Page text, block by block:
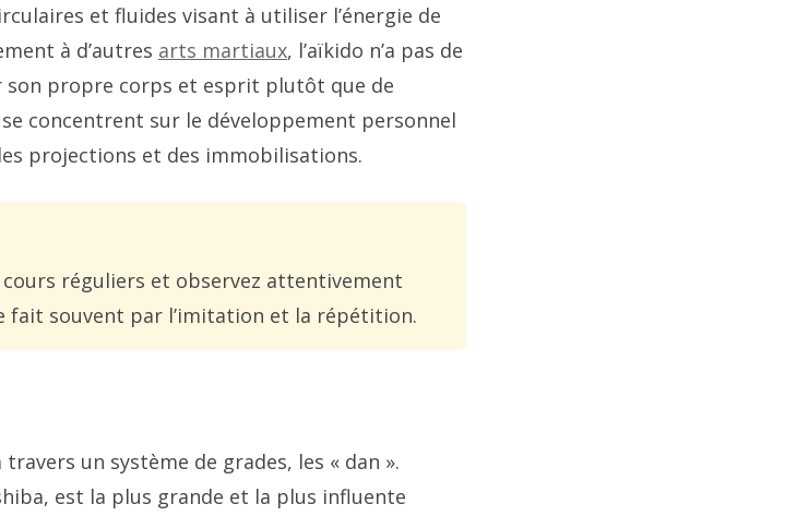
et fluides visant à utiliser l’énergie de
à d’autres arts martiaux, l’aïkido n’a pas de
son propre corps et esprit plutôt que de
concentrent sur le développement personnel
projections et des immobilisations.
réguliers et observez attentivement
fait souvent par l’imitation et la répétition.
un système de grades, les « dan ».
est la plus grande et la plus influente